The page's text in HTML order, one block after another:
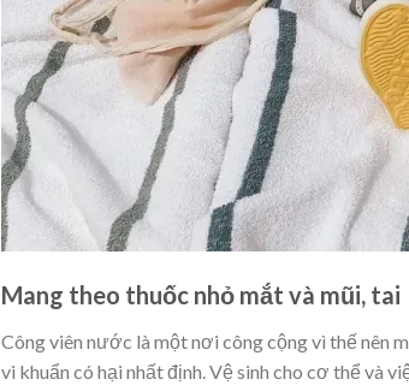
Mang theo thuốc nhỏ mắt và mũi, tai
Công viên nước là một nơi công cộng vì thế
vi khuẩn có hại nhất định. Vệ sinh cho cơ thể và